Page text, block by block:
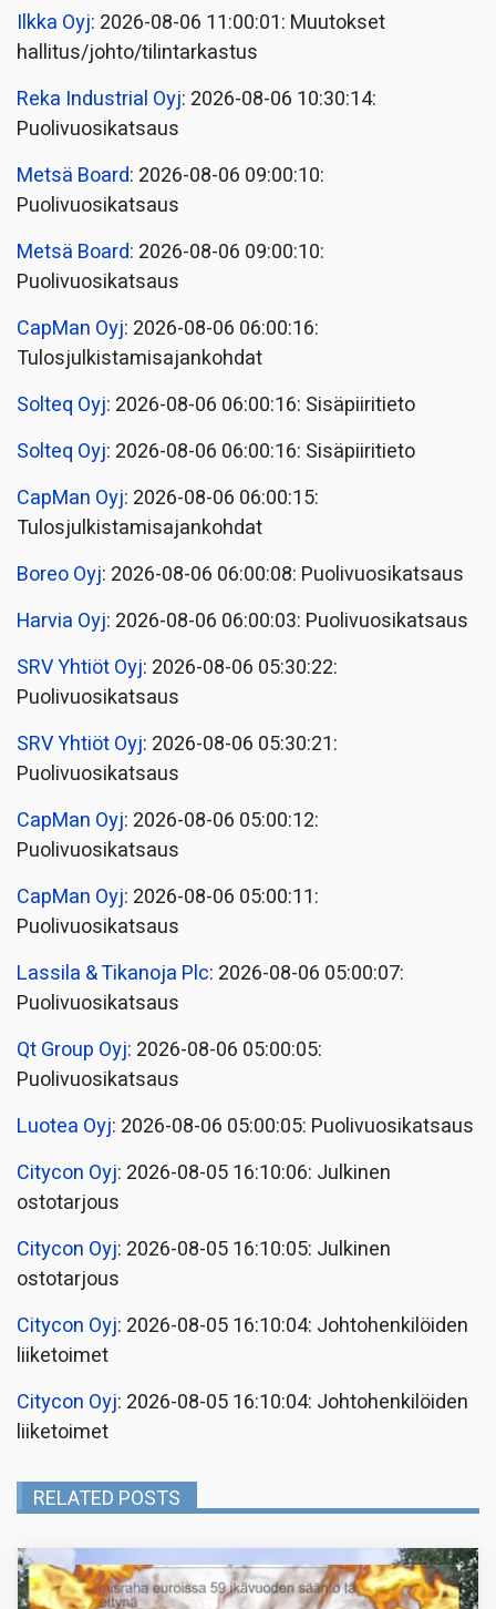
Ilkka Oyj: 2026-08-06 11:00:01: Muutokset
hallitus/johto/tilintarkastus
Reka Industrial Oyj: 2026-08-06 10:30:14:
Puolivuosikatsaus
Metsä Board: 2026-08-06 09:00:10:
Puolivuosikatsaus
Metsä Board: 2026-08-06 09:00:10:
Puolivuosikatsaus
CapMan Oyj: 2026-08-06 06:00:16:
Tulosjulkistamisajankohdat
Solteq Oyj: 2026-08-06 06:00:16: Sisäpiiritieto
Solteq Oyj: 2026-08-06 06:00:16: Sisäpiiritieto
CapMan Oyj: 2026-08-06 06:00:15:
Tulosjulkistamisajankohdat
Boreo Oyj: 2026-08-06 06:00:08: Puolivuosikatsaus
Harvia Oyj: 2026-08-06 06:00:03: Puolivuosikatsaus
SRV Yhtiöt Oyj: 2026-08-06 05:30:22:
Puolivuosikatsaus
SRV Yhtiöt Oyj: 2026-08-06 05:30:21:
Puolivuosikatsaus
CapMan Oyj: 2026-08-06 05:00:12:
Puolivuosikatsaus
CapMan Oyj: 2026-08-06 05:00:11:
Puolivuosikatsaus
Lassila & Tikanoja Plc: 2026-08-06 05:00:07:
Puolivuosikatsaus
Qt Group Oyj: 2026-08-06 05:00:05:
Puolivuosikatsaus
Luotea Oyj: 2026-08-06 05:00:05: Puolivuosikatsaus
Citycon Oyj: 2026-08-05 16:10:06: Julkinen
ostotarjous
Citycon Oyj: 2026-08-05 16:10:05: Julkinen
ostotarjous
Citycon Oyj: 2026-08-05 16:10:04: Johtohenkilöiden
liiketoimet
Citycon Oyj: 2026-08-05 16:10:04: Johtohenkilöiden
liiketoimet
RELATED POSTS